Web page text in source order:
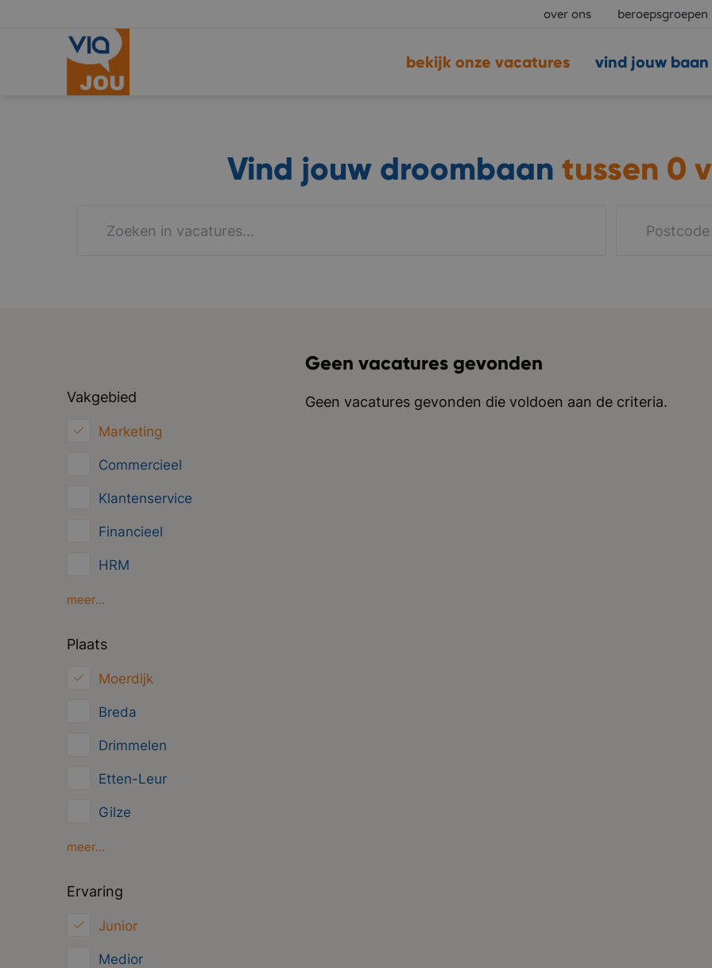
over ons beroepsgroepen
vind jouw baan
bekijk onze vacatures
Vind jouw droombaan tussen 0
Vakgebied
Marketing
Commercieel
Klantenservice
Financieel
HRM
Inkoop/Logistiek
meer...
Plaats
Moerdijk
Breda
Drimmelen
Etten-Leur
Gilze
Oosterhout
meer...
Ervaring
Junior
Medior
Geen vacatures gevonden
Geen vacatures gevonden die voldoen aan de criteria.